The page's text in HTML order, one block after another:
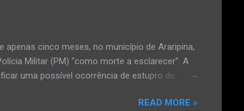
cinco meses, no município de Araripina,
Militar (PM) “como morte a esclarecer”. A
uma possível ocorrência de estupro de
pela equipe médica, a vítima estava
READ MORE »